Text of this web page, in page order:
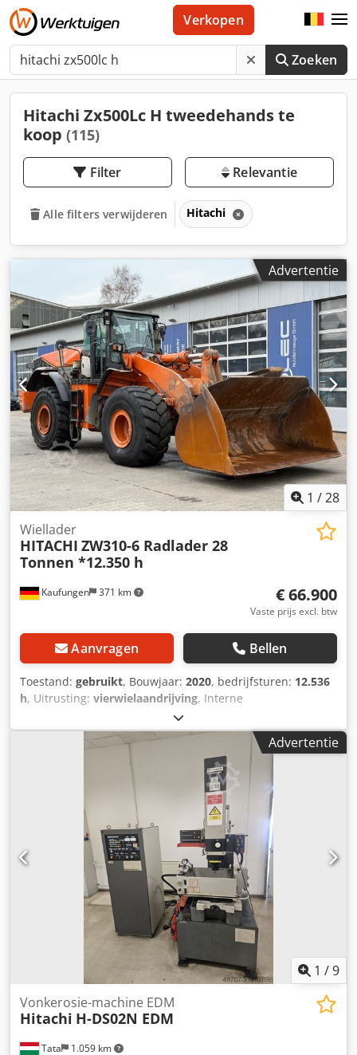
Zoeken
Verkopen
Hitachi Zx500Lc H tweedehands te
koop (115)
Filter Relevantie
Alle filters verwijderen Hitachi
Advertentie
1 /28
Kaufungen 371 km
Wiellader
HITACHI ZW310-6 Radlader 28
Tonnen *12.350 h
€ 66.900
Vaste prijs excl. btw
Aanvragen Bellen
Toestand: gebruikt, Bouwjaar: 2020, bedrijfsturen: 12.536
h, Uitrusting: vierwielaandrijving, Interne
voertuignummer: MK300023 Per direct beschikbaar op ons
terrein in Kaufungen Meer INFO via: * Golec
Nutzfahrzeuge GmbH (Duits, Engels, Bulgaars, Russisch) *
Viktoria Sologubova (Pools, Russisch, Oekraïens, Engels)
HITACHI ZW -6 28 ton 12.536 bedrijfsuren Voorbeeld
financiering: Dwedpfx Aoym H Rzjc Usa * Intern nummer:
MK * Koopprijs: € 66.900,00 * Aanbetaling: 10% * Looptijd:
60 maanden * Maandelijkse termijn: € 1.040,02 *
Restwaarde: € 12.380,00 Indien u geïnteresseerd bent in
het aanbod of als u het op uw wensen wilt aanpassen,
neem dan contact met ons op (dhr. Enchev). Wij kijken uit
naar uw telefoontje. Druk- en zetfouten voorbehouden. Wij
nemen uw gebruikte voertuig graag in ruil. Financiering
direct bij ons in huis mogelijk. GOLEC NUTZFAHRZEUGE
GMBH Wij spreken: Duits, Engels, Spaans, Pools,
Oekraïens, Russisch, Bulgaars.
Advertentie
1 /9
Tata 1.059 km
Vonkerosie-machine EDM
Hitachi H-DS02N EDM